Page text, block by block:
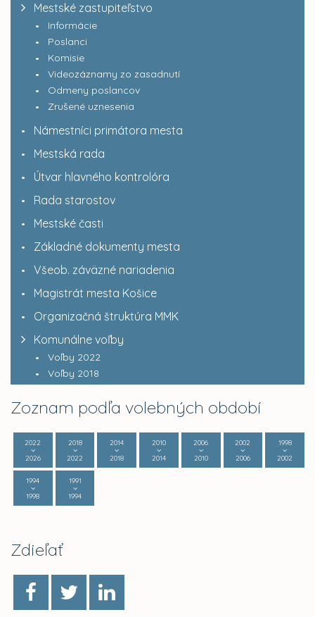
Mestské zastupiteľstvo
Informácie
Poslanci
Komisie
Videozáznamy zo zasadnutí
Odmeny poslancov
Zrušené uznesenia
Námestníci primátora mesta
Mestská rada
Útvar hlavného kontrolóra
Rada starostov
Mestské časti
Základné dokumenty mesta
Všeob. záväzné nariadenia
Magistrát mesta Košice
Organizačná štruktúra MMK
Komunálne voľby
Voľby 2022
Voľby 2018
Zoznam podľa volebných období
2022
2026
2018
2022
2014
2018
2010
2014
2006
2010
2002
2006
1998
2002
1994
1998
1991
1994
Zdieľať